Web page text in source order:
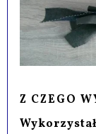
Z CZEGO